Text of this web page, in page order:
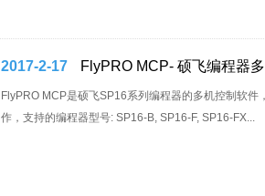
2017-2-17 FlyPRO MCP- 硕飞编程器
FlyPRO MCP是硕飞SP16系列编程器的多机控制软
作，支持的编程器型号: SP16-B, SP16-F, SP16-FX...